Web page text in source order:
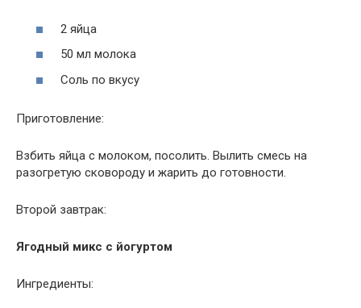
2 яйца
50 мл молока
Соль по вкусу
Приготовление:
Взбить яйца с молоком, посолить. Вылить смесь на
разогретую сковороду и жарить до готовности.
Второй завтрак:
Ягодный микс с йогуртом
Ингредиенты: